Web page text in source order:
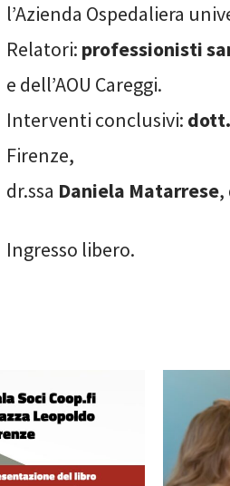
l’Azienda Ospedaliera
Relatori: professionisti
e dell’AOU Careggi.
Interventi conclusivi:
Firenze,
dr.ssa Daniela Matarrese,
Ingresso libero.